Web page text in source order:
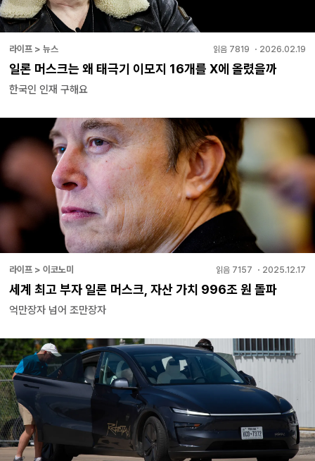
라이프 > 뉴스 읽음 7819 ・ 2026.02.19
일론 머스크는 왜 태극기 이모지 16개를 X에 올렸을까
한국인 인재 구해요
라이프 > 이코노미 읽음 7157 ・ 2025.12.17
세계 최고 부자 일론 머스크, 자산 가치 996조 원 돌파
억만장자 넘어 조만장자